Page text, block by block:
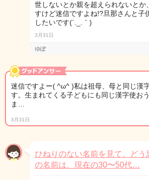
世しないとか親を超えられないとか
すけど迷信ですよね!?旦那さんと子
したいです(´._.｀)
3月31日
ゆぽ
迷信ですよー( ^ω^ )私は祖母、母と同じ漢
す。生まれてくる子どもにも同じ漢字使お
ま…
3月31日
ひねりのない名前を見て、どう
の名前は、現在の30〜50代…